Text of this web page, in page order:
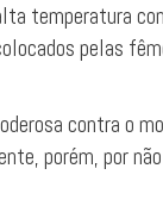
temperatura
pelas
contra o
porém, por